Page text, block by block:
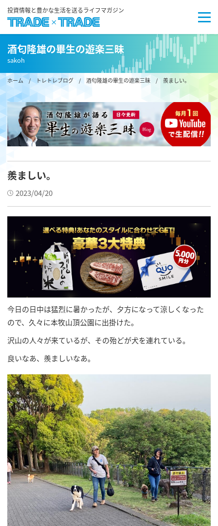
投資情報と豊かな生活を送るライフマガジン
酒匂隆雄の畢生の遊楽三昧
sakoh
ホーム/ トレトレブログ / 酒匂隆雄の畢生の遊楽三昧 / 羨ましい。
羨ましい。
2023/04/20
今日の日中は猛烈に暑かったが、夕方になって涼しくなった
ので、久々に本牧山頂公園に出掛けた。
沢山の人々が来ているが、その殆どが犬を連れている。
良いなあ、羨ましいなあ。